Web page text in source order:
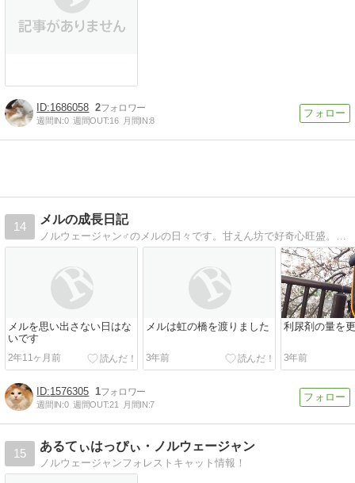
1686058 2
週間IN:0 週間OUT:16 月間IN:8
14
メルの成長日記
ノルウェージャン♂のメルの日々です。甘えん坊で好奇心旺盛。でもビビりな猫です。
メルを思い出さない日はな
いです
2年11ヶ月前
メルは虹の橋を渡りました
3年前
利尿剤の量を
3年前
1576305 1
週間IN:0 週間OUT:21 月間IN:7
15
あるてぃはっぴぃ・ノルウェージャン
ノルウェージャンフォレストキャット情報！